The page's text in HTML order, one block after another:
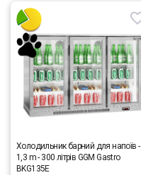
Холодильник барний для напоїв -
1,3 m - 300 літрів GGM Gastro
BKG135E